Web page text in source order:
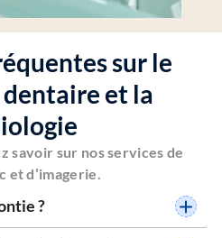
sur le
et la
savoir sur nos services de
et d’imagerie.
?